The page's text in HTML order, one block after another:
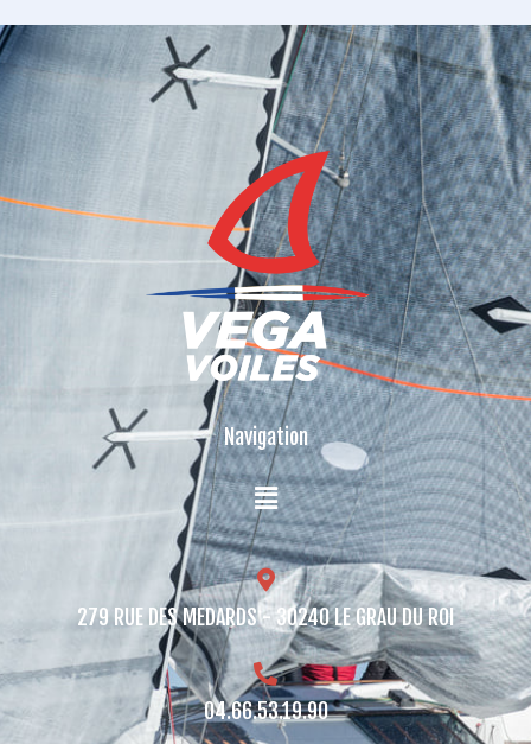
Navigation
279 RUE DES MEDARDS - 30240 LE GRAU DU ROI​
04.66.53.19.90